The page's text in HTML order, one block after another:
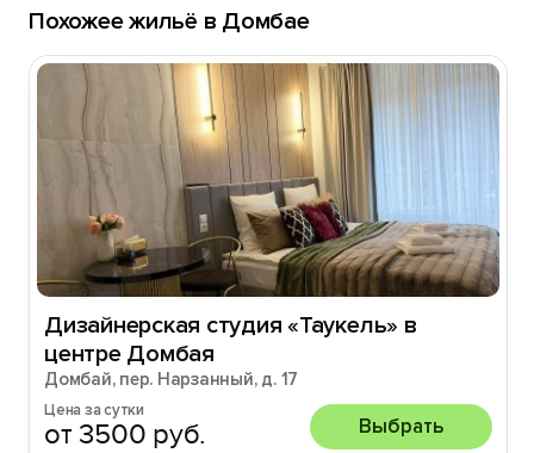
Похожее жильё в Домбае
Дизайнерская студия «Taукeль» в
центре Домбая
Домбай, пер. Нарзанный, д. 17
Цена за сутки
от 3500 руб. Выбрать